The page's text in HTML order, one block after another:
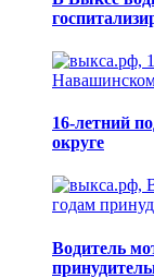
16-летний
округе
Водитель